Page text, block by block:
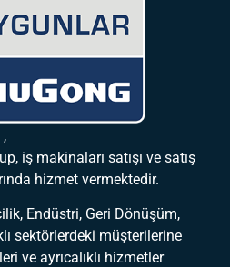
iş makinaları satışı ve satış
hizmet vermektedir.
Endüstri, Geri Dönüşüm,
sektörlerdeki müşterilerine
ve ayrıcalıklı hizmetler